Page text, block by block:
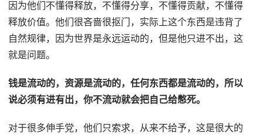
因为他们不懂得释放，不懂得分享，不懂得贡献，不懂得
释放价值。他们很吝啬很抠门，实际上这个东西是违背了
自然规律，因为世界是永远运动的，但是他只进不出，这
就是问题。
钱是流动的，资源是流动的，任何东西都是流动的，所以
说必须有进有出，你不流动就会把自己给憋死。
对于很多伸手党，他们只索求，从来不给予，这是很大的